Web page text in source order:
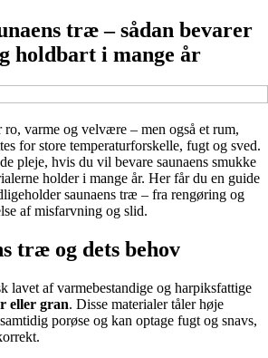
træ – sådan bevarer
holdbart i mange år
ro, varme og velvære – men også et rum,
for store temperaturforskelle, fugt og sved.
pleje, hvis du vil bevare saunaens smukke
holder i mange år. Her får du en guide
saunaens træ – fra rengøring og
af misfarvning og slid.
træ og dets behov
lavet af varmebestandige og harpiksfattige
eller gran. Disse materialer tåler høje
porøse og kan optage fugt og snavs,